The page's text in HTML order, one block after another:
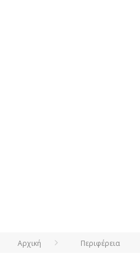
Αρχική Περιφέρεια